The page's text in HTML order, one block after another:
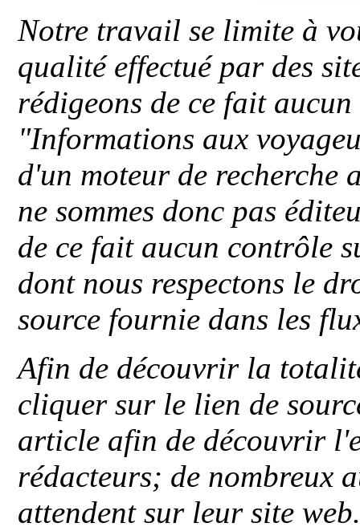
Notre travail se limite à
qualité effectué par des
rédigeons de ce fait
"Informations aux
d'un moteur de recherche
ne sommes donc pas
de ce fait aucun contrôle
dont nous respectons le
source fournie dans les
Afin de découvrir la
cliquer sur le lien de
article afin de découvrir
rédacteurs; de nombreux
attendent sur leur site